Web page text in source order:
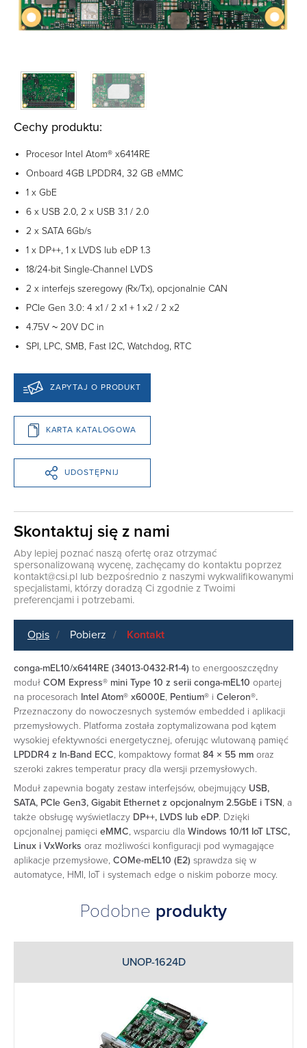
Cechy produktu:
Procesor Intel Atom® x6414RE
Onboard 4GB LPDDR4, 32 GB eMMC
1 x GbE
6 x USB 2.0, 2 x USB 3.1 / 2.0
2 x SATA 6Gb/s
1 x DP++, 1 x LVDS lub eDP 1.3
18/24-bit Single-Channel LVDS
2 x interfejs szeregowy (Rx/Tx), opcjonalnie CAN
PCIe Gen 3.0: 4 x1 / 2 x1 + 1 x2 / 2 x2
4.75V ~ 20V DC in
SPI, LPC, SMB, Fast I2C, Watchdog, RTC
ZAPYTAJ O PRODUKT
KARTA KATALOGOWA
UDOSTĘPNIJ
Skontaktuj się z nami
Aby lepiej poznać naszą ofertę oraz otrzymać
spersonalizowaną wycenę, zachęcamy do kontaktu poprzez
kontakt@csi.pl lub bezpośrednio z naszymi wykwalifikowanymi
specjalistami, którzy doradzą Ci zgodnie z Twoimi
preferencjami i potrzebami.
Opis Pobierz Kontakt
conga-mEL10/x6414RE (34013-0432-R1-4) to energooszczędny
moduł COM Express® mini Type 10 z serii conga-mEL10 opartej
na procesorach Intel Atom® x6000E, Pentium® i Celeron®.
Przeznaczony do nowoczesnych systemów embedded i aplikacji
przemysłowych. Platforma została zoptymalizowana pod kątem
wysokiej efektywności energetycznej, oferując wlutowaną pamięć
LPDDR4 z In-Band ECC, kompaktowy format 84 × 55 mm oraz
szeroki zakres temperatur pracy dla wersji przemysłowych.
Moduł zapewnia bogaty zestaw interfejsów, obejmujący USB,
SATA, PCIe Gen3, Gigabit Ethernet z opcjonalnym 2.5GbE i TSN, a
także obsługę wyświetlaczy DP++, LVDS lub eDP. Dzięki
opcjonalnej pamięci eMMC, wsparciu dla Windows 10/11 IoT LTSC,
Linux i VxWorks oraz możliwości konfiguracji pod wymagające
aplikacje przemysłowe, COMe-mEL10 (E2) sprawdza się w
automatyce, HMI, IoT i systemach edge o niskim poborze mocy.
Podobne produkty
UNOP-1624D